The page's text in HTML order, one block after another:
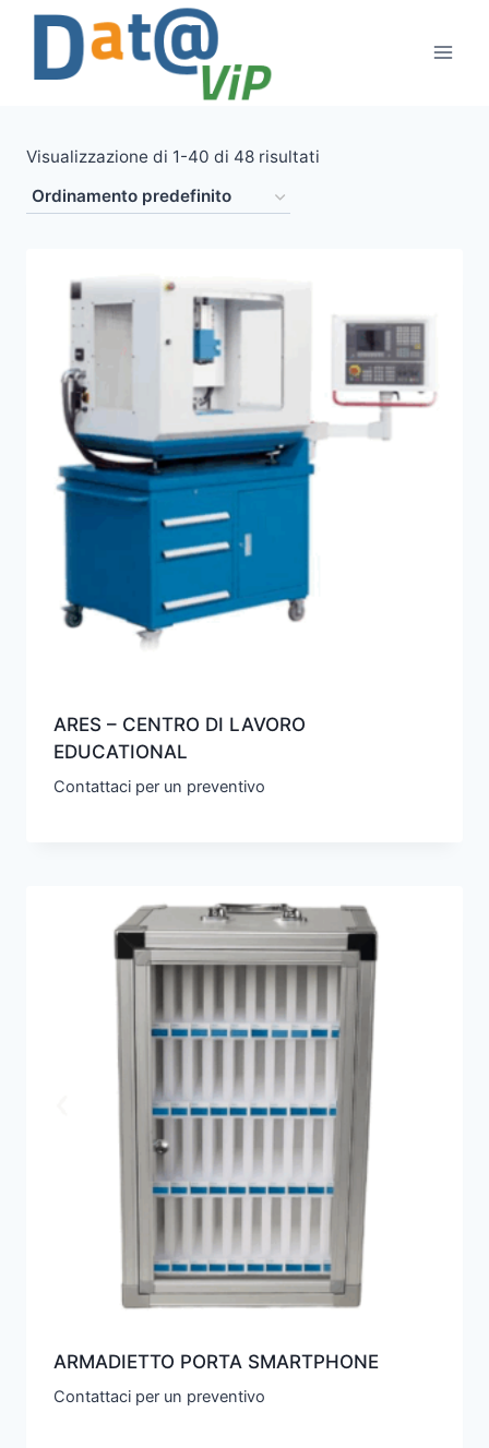
Salta
contenuto
Visualizzazione di 1-40 di 48 risultati
ARES – CENTRO DI LAVORO
EDUCATIONAL
Contattaci per un preventivo
ARMADIETTO PORTA SMARTPHONE
Contattaci per un preventivo